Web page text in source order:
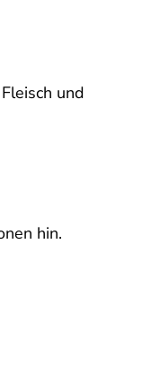
und
hin.